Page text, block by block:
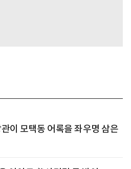
이 모택동 어록을 좌우명 삼은